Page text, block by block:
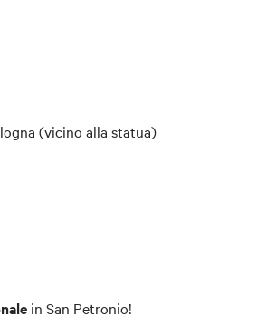
(vicino alla statua)
in San Petronio!